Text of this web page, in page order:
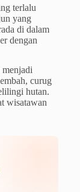
terlalu
yang
di dalam
dengan
menjadi
curug
hutan.
wisatawan